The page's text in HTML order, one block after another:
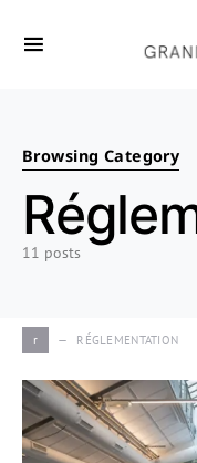
Browsing Category
11 posts
r RÉGLEMENTATION